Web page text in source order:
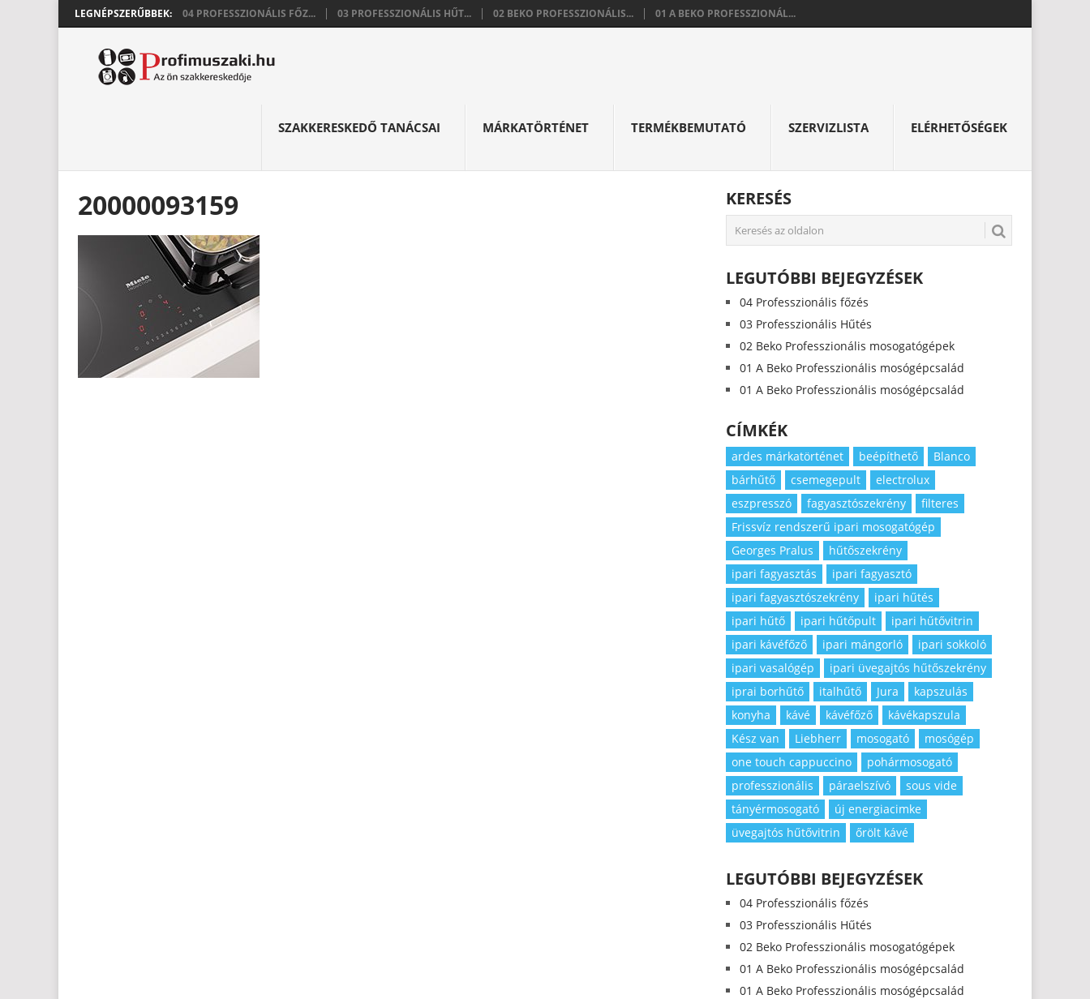
LEGNÉPSZERŰBBEK: 04 PROFESSZIONÁLIS FŐZ... 03 PROFESSZIONÁLIS HŰT... 02 BEKO PROFESSZIONÁLIS... 01 A BEKO PROFESSZIONÁL...
SZAKKERESKEDŐ TANÁCSAI MÁRKATÖRTÉNET TERMÉKBEMUTATÓ SZERVIZLISTA ELÉRHETŐSÉGEK
20000093159 KERESÉS
LEGUTÓBBI BEJEGYZÉSEK
04 Professzionális főzés
03 Professzionális Hűtés
02 Beko Professzionális mosogatógépek
01 A Beko Professzionális mosógépcsalád
01 A Beko Professzionális mosógépcsalád
CÍMKÉK
ardes márkatörténet beépíthető
Blanco
bárhűtő
csemegepult
electrolux
eszpresszó
fagyasztószekrény
filteres
Frissvíz rendszerű ipari mosogatógép
Georges Pralus
hűtőszekrény
ipari fagyasztás
ipari fagyasztó
ipari fagyasztószekrény
ipari hűtés
ipari hűtő
ipari hűtőpult
ipari hűtővitrin
ipari kávéfőző
ipari mángorló
ipari sokkoló
ipari vasalógép
ipari üvegajtós hűtőszekrény
iprai borhűtő
italhűtő Jura
kapszulás
konyha
kávé kávéfőző
kávékapszula
Kész van
Liebherr mosogató
mosógép
one touch cappuccino
pohármosogató
professzionális
páraelszívó
sous vide
tányérmosogató
új energiacimke
üvegajtós hűtővitrin
őrölt kávé
LEGUTÓBBI BEJEGYZÉSEK
04 Professzionális főzés
03 Professzionális Hűtés
02 Beko Professzionális mosogatógépek
01 A Beko Professzionális mosógépcsalád
01 A Beko Professzionális mosógépcsalád